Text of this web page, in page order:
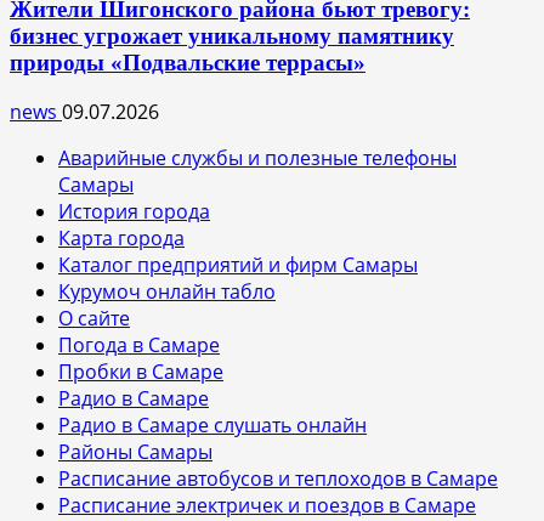
Жители Шигонского района бьют тревогу:
бизнес угрожает уникальному памятнику
природы «Подвальские террасы»
news 09.07.2026
Аварийные службы и полезные телефоны
Самары
История города
Карта города
Каталог предприятий и фирм Самары
Курумоч онлайн табло
О сайте
Погода в Самаре
Пробки в Самаре
Радио в Самаре
Радио в Самаре слушать онлайн
Районы Самары
Расписание автобусов и теплоходов в Самаре
Расписание электричек и поездов в Самаре